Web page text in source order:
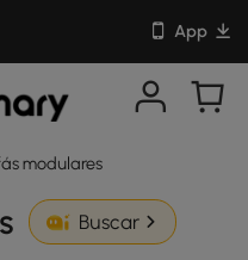
App
modulares
Buscar